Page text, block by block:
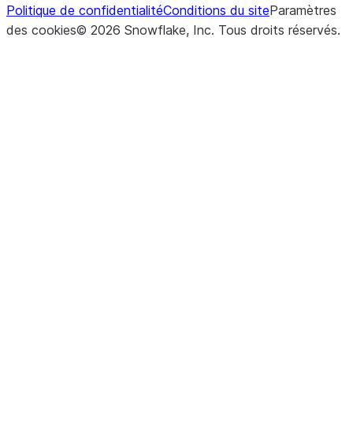
Politique de confidentialitéConditions du siteParamètres
des cookies© 2026 Snowflake, Inc. Tous droits réservés.